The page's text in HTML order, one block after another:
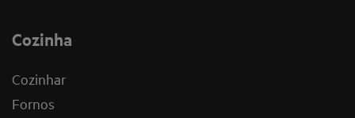
Cozinha
Cozinhar
Fornos